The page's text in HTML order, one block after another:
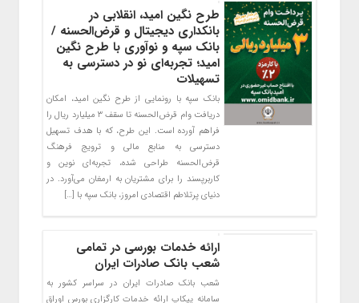
طرح نگین امید، انقلابی در
بانکداری دیجیتال و قرض‌الحسنه /
بانک سپه و نوآوری با طرح نگین
امید؛ تجربه‌ای نو در دسترسی به
تسهیلات
بانک سپه با رونمایی از طرح نگین امید، امکان
دریافت وام قرض‌الحسنه تا سقف ۳ میلیارد ریال را
فراهم آورده است. این طرح، که با هدف تسهیل
دسترسی به منابع مالی و ترویج فرهنگ
قرض‌الحسنه طراحی شده، تجربه‌ای نوین و
کاربرپسند را برای مشتریان به ارمغان می‌آورد. در
دنیای پرتلاطم اقتصادی امروز، بانک سپه با […]
ارائه خدمات بورسی در تمامی
شعب بانک صادرات ایران
​شعب بانک صادرات ایران در سراسر کشور به
سامانه پیکاپ ارائه خدمات کارگزاری بورس اوراق